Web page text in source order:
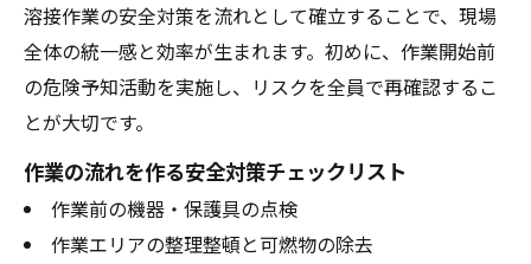
溶接作業の安全対策を流れとして確立することで、現場
全体の統一感と効率が生まれます。初めに、作業開始前
の危険予知活動を実施し、リスクを全員で再確認するこ
とが大切です。
作業の流れを作る安全対策チェックリスト
作業前の機器・保護具の点検
作業エリアの整理整頓と可燃物の除去